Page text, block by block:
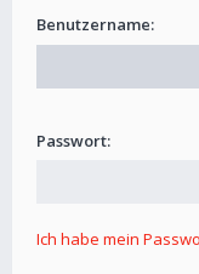
Benutzername:
Passwort:
Ich habe mein